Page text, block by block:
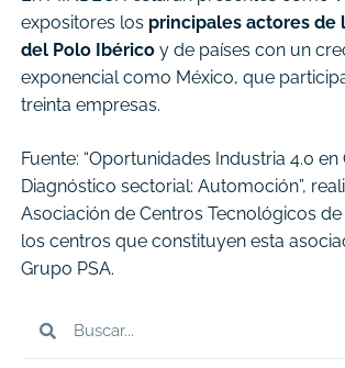
expositores los principales actores de
del Polo Ibéricoy de países con un
exponencial como México, que
treinta empresas.
Fuente: “Oportunidades Industria 4.0 en
Diagnóstico sectorial: Automoción”,
Asociación de Centros Tecnológicos de
los centros que constituyen esta
Grupo PSA.